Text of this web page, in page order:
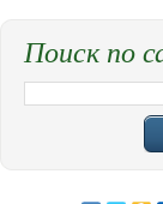
Поиск по